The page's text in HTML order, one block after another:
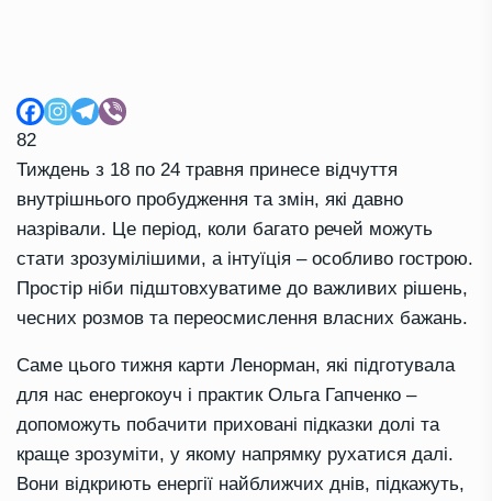
82
Тиждень з 18 по 24 травня принесе відчуття
внутрішнього пробудження та змін, які давно
назрівали. Це період, коли багато речей можуть
стати зрозумілішими, а інтуїція – особливо гострою.
Простір ніби підштовхуватиме до важливих рішень,
чесних розмов та переосмислення власних бажань.
Саме цього тижня карти Ленорман, які підготувала
для нас енергокоуч і практик Ольга Гапченко –
допоможуть побачити приховані підказки долі та
краще зрозуміти, у якому напрямку рухатися далі.
Вони відкриють енергії найближчих днів, підкажуть,